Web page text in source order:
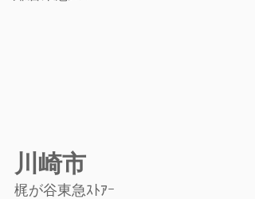
川崎市
梶が谷東急ｽﾄｱｰ